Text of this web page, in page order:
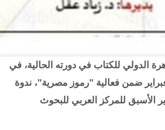
الدولي للكتاب في دورته الحالية، في
الندوات الرئيسة بالمعرض، تقام يوم الاثنين 5 فبراير ضمن فعالية "رموز مصرية"، ندوة
الأسبق للمركز العربي للبحوث